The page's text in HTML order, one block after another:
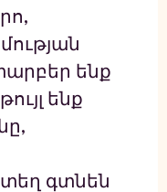
ենք
ենք
գտնեն